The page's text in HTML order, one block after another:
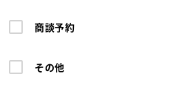
商談予約
その他